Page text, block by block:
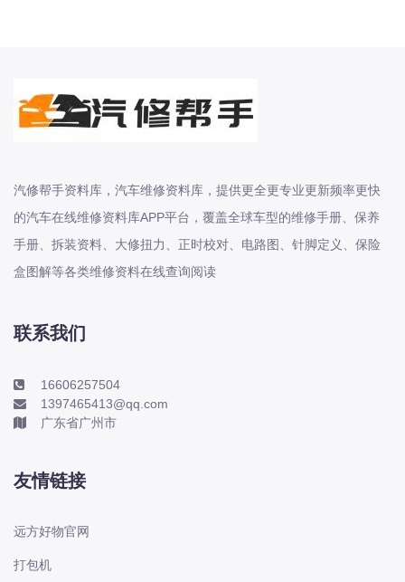
DS
东风富康
东风小康
东风景逸
东风纳米
东风菱智
东风风光
东风风度
东风风行
大众-一汽大众
汽修帮手资料库，汽车维修资料库，提供更全更专业更新频率更快
的汽车在线维修资料库APP平台，覆盖全球车型的维修手册、保养
手册、拆装资料、大修扭力、正时校对、电路图、针脚定义、保险
盒图解等各类维修资料在线查询阅读
联系我们
16606257504
1397465413@qq.com
广东省广州市
友情链接
远方好物官网
打包机